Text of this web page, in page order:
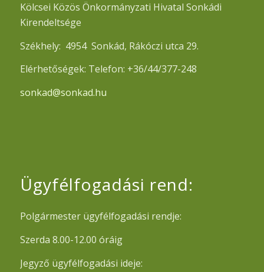
Kölcsei Közös Önkormányzati Hivatal Sonkádi
Kirendeltsége
Székhely: 4954 Sonkád, Rákóczi utca 29.
Elérhetőségek: Telefon: +36/44/377-248
sonkad@sonkad.hu
Ügyfélfogadási rend:
Polgármester ügyfélfogadási rendje:
Szerda 8.00-12.00 óráig
Jegyző ügyfélfogadási ideje: